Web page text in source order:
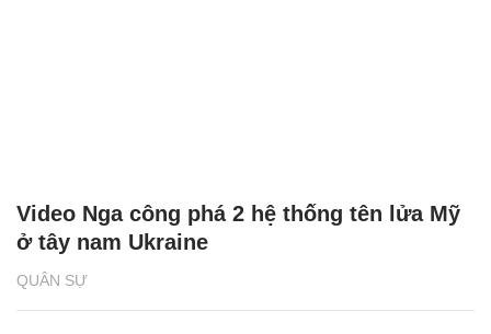
QUÂN SỰ
Video Nga công phá 2 hệ thống tên lửa Mỹ
ở tây nam Ukraine